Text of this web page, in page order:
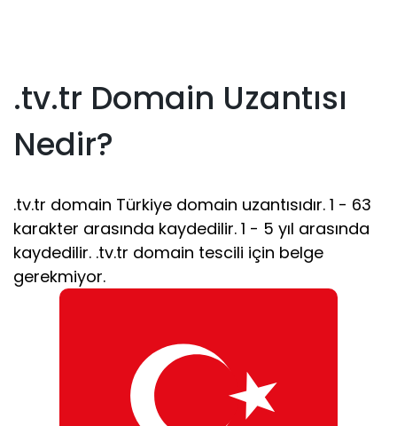
.tv.tr Domain Uzantısı
Nedir?
.tv.tr domain Türkiye domain uzantısıdır. 1 - 63
karakter arasında kaydedilir. 1 - 5 yıl arasında
kaydedilir. .tv.tr domain tescili için belge
gerekmiyor.